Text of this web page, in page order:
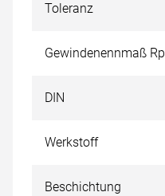
Toleranz
Gewindenennmaß Rp
DIN
Werkstoff
Beschichtung